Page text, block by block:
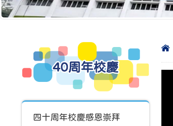
40周年校慶
四十周年校慶感恩崇拜